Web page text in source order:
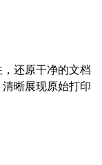
还原干净的文档
晰展现原始打印